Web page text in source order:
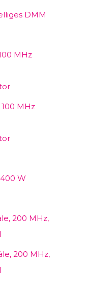
DMM
MHz
100 MHz
W
200 MHz,
200 MHz,